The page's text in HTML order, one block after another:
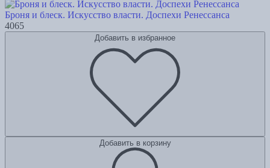
Броня и блеск. Искусство власти. Доспехи Ренессанса
4065
Добавить в избранное
Добавить в корзину